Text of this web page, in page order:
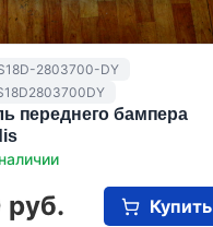
2803700-DY
переднего бампера
Купить